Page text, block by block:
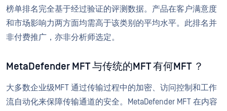
榜单排名完全基于经过验证的评测数据。产品在客户满意度
和市场影响力两方面均需高于该类别的平均水平。此排名并
非付费推广，亦非分析师选定。
MetaDefender MFT 与传统的MFT 有何MFT ？
大多数企业级MFT 通过传输过程中的加密、访问控制和工作
流自动化来保障传输通道的安全。MetaDefender MFT 在内容